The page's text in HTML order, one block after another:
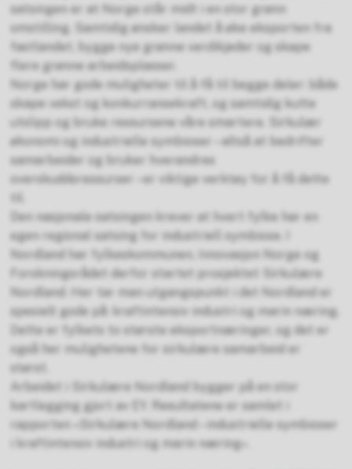
satsingen er at Norge står midt i en stor grønn
omstilling. Samtidig ønsker landet å øke eksporten fra
fastlandet, bygge nye grønne verdikjeder og skape
flere grønne arbeidsplasser.
Norge har gode muligheter til å få til begge deler: både
skape vekst og konkurransekraft, og samtidig kutte
utslipp og bruke ressursene våre smartere. Sirkulær
økonomi og industrielle symbioser – altså at bedrifter
samarbeider og bruker hverandres
overskuddsressurser – er viktige verktøy for å få dette
Den nasjonale satsingen krever at hvert fylke har en
egen regional satsing for industriell symbiose. I
Nordland har fylkeskommunen, Innovasjon Norge og
Forskningsrådet derfor startet prosjektet Sirkulære
Nordland. Her tar man utgangspunkt i det Nordland er
spesielt gode på: kraftintensiv industri og marin næring.
Dette er fylkets to største eksportnæringer, og det er
også her mulighetene for sirkulære samarbeid er
størst.
Arbeidet i Sirkulære Nordland bygger på en stor
kartlegging gjort av EY. Resultatene er samlet i
rapporten «Sirkulære Nordland – industrielle symbioser
i kraftintensiv industri og marin næring».